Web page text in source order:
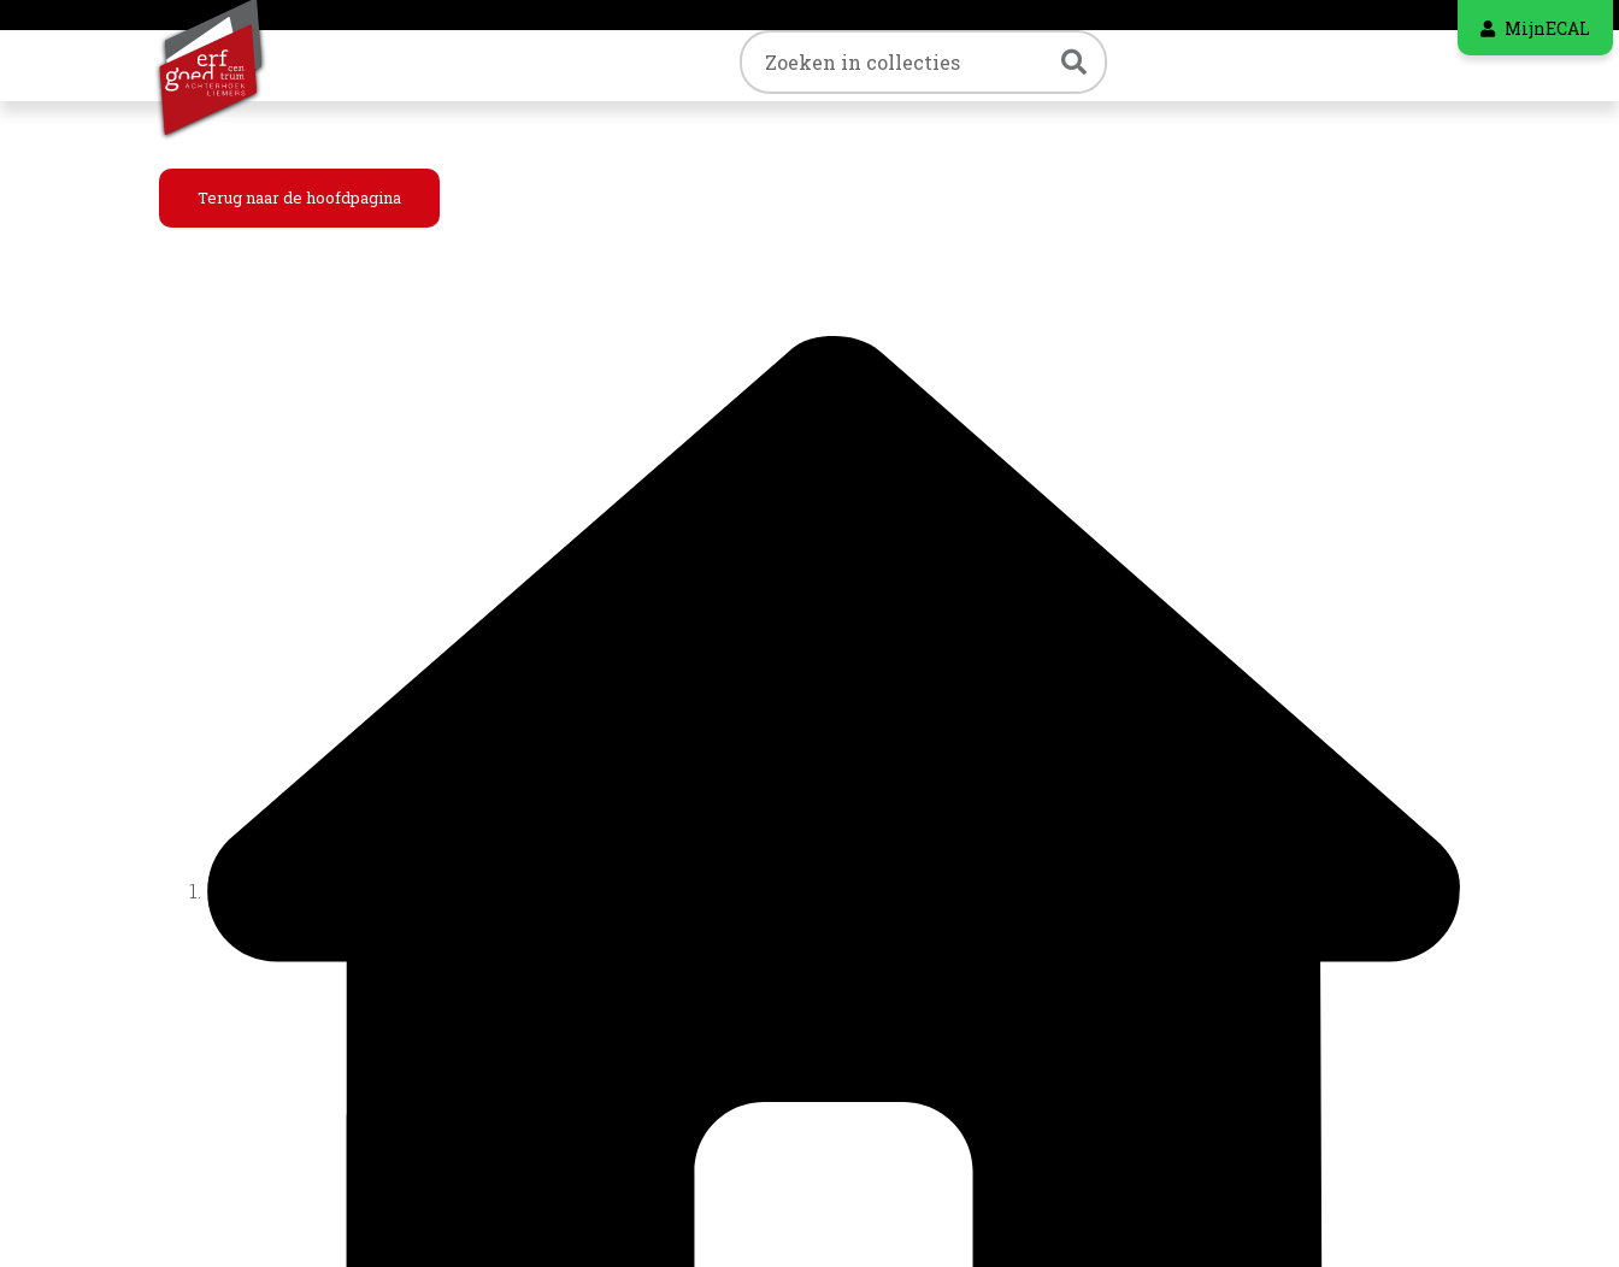
MijnECAL
Trefwoord Zoeken
Terug naar de hoofdpagina